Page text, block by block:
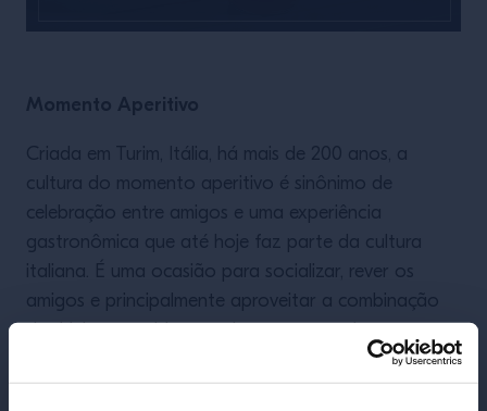
Momento Aperitivo
Criada em Turim, Itália, há mais de 200 anos, a
cultura do momento aperitivo é sinônimo de
celebração entre amigos e uma experiência
gastronômica que até hoje faz parte da cultura
italiana. É uma ocasião para socializar, rever os
amigos e principalmente aproveitar a combinação
acompanhado de um prato ou petisco que melhor
harmoniza com a bebida.